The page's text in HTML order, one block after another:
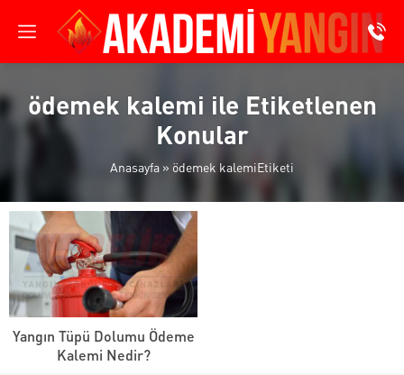
ödemek kalemi ile Etiketlenen
Konular
Anasayfa » ödemek kalemiEtiketi
Yangın Tüpü Dolumu Ödeme
Kalemi Nedir?